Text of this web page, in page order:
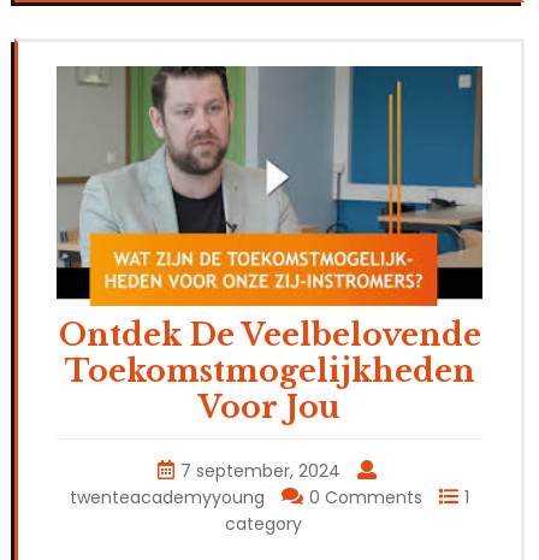
Ontdek De Veelbelovende
Toekomstmogelijkheden
Voor Jou
7 september, 2024
twenteacademyyoung
0 Comments
1
category